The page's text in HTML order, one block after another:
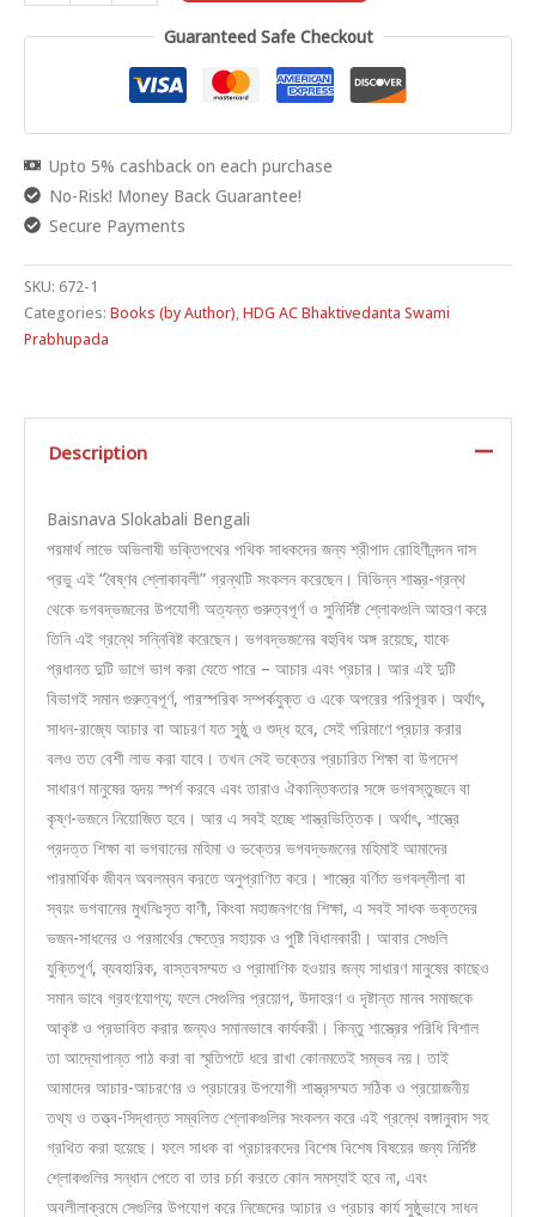
Guaranteed Safe Checkout
Upto 5% cashback on each purchase
No-Risk! Money Back Guarantee!
Secure Payments
SKU: 672-1
Categories: Books (by Author),HDG AC Bhaktivedanta Swami
Prabhupada
Description
Baisnava Slokabali Bengali
পরমার্থ লাভে অভিলাষী ভক্তিপথের পথিক সাধকদের জন্য শ্রীপাদ রোহিণীনন্দন দাস
প্রভু এই “বৈষ্ণব শ্লোকাবলী” গ্রন্থটি সংকলন করেছেন। বিভিন্ন শাস্ত্র-গ্রন্থ
থেকে ভগবদ্ভজনের উপযোগী অত্যন্ত গুরুত্বপূর্ণ ও সুনির্দিষ্ট শ্লোকগুলি আহরণ করে
তিনি এই গ্রন্থে সন্নিবিষ্ট করেছেন। ভগবদ্ভজনের বহুবিধ অঙ্গ রয়েছে, যাকে
প্রধানত দুটি ভাগে ভাগ করা যেতে পারে – আচার এবং প্রচার। আর এই দুটি
বিভাগই সমান গুরুত্বপূর্ণ, পারস্পরিক সম্পর্কযুক্ত ও একে অপরের পরিপূরক। অর্থাৎ,
সাধন-রাজ্যে আচার বা আচরণ যত সুষ্ঠু ও শুদ্ধ হবে, সেই পরিমাণে প্রচার করার
বলও তত বেশী লাভ করা যাবে। তখন সেই ভক্তের প্রচারিত শিক্ষা বা উপদেশ
সাধারণ মানুষের হৃদয় স্পর্শ করবে এবং তারাও ঐকান্তিকতার সঙ্গে ভগবস্তুজনে বা
কৃষ্ণ-ভজনে নিয়োজিত হবে। আর এ সবই হচ্ছে শাস্ত্রভিত্তিক। অর্থাৎ, শাস্ত্রে
প্রদত্ত শিক্ষা বা ভগবানের মহিমা ও ভক্তের ভগবদ্ভজনের মহিমাই আমাদের
পারমার্থিক জীবন অবলম্বন করতে অনুপ্রাণিত করে। শাস্ত্রে বর্ণিত ভগবল্লীলা বা
স্বয়ং ভগবানের মুখনিঃসৃত বাণী, কিংবা মহাজনগণের শিক্ষা, এ সবই সাধক ভক্তদের
ভজন-সাধনের ও পরমার্থের ক্ষেত্রে সহায়ক ও পুষ্টি বিধানকারী। আবার সেগুলি
যুক্তিপূর্ণ, ব্যবহারিক, বাস্তবসম্মত ও প্রামাণিক হওয়ার জন্য সাধারণ মানুষের কাছেও
সমান ভাবে গ্রহণযোগ্য; ফলে সেগুলির প্রয়োগ, উদাহরণ ও দৃষ্টান্ত মানব সমাজকে
আকৃষ্ট ও প্রভাবিত করার জন্যও সমানভাবে কার্যকরী। কিন্তু শাস্ত্রের পরিধি বিশাল
তা আদ্যোপান্ত পাঠ করা বা স্মৃতিপটে ধরে রাখা কোনমতেই সম্ভব নয়। তাই
আমাদের আচার-আচরণের ও প্রচারের উপযোগী শাস্ত্রসম্মত সঠিক ও প্রয়োজনীয়
তথ্য ও তত্ত্ব-সিদ্ধান্ত সম্বলিত শ্লোকগুলির সংকলন করে এই গ্রন্থে বঙ্গানুবাদ সহ
গ্রথিত করা হয়েছে। ফলে সাধক বা প্রচারকদের বিশেষ বিশেষ বিষয়ের জন্য নির্দিষ্ট
শ্লোকগুলির সন্ধান পেতে বা তার চর্চা করতে কোন সমস্যাই হবে না, এবং
অবলীলাক্রমে সেগুলির উপযোগ করে নিজেদের আচার ও প্রচার কার্য সুষ্ঠুভাবে সাধন